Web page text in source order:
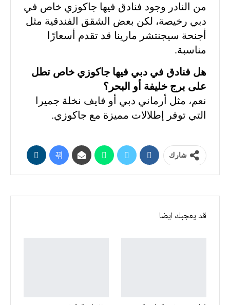
من النادر وجود فنادق فيها جاكوزي خاص في
دبي رخيصة، لكن بعض الشقق الفندقية مثل
أجنحة سيجنتشر مارينا قد تقدم أسعارًا
مناسبة.
هل فنادق في دبي فيها جاكوزي خاص تطل
على برج خليفة أو البحر؟
نعم، مثل أرماني دبي أو فايف نخلة جميرا
التي توفر إطلالات مميزة مع جاكوزي.
شارك
قد يعجبك ايضا